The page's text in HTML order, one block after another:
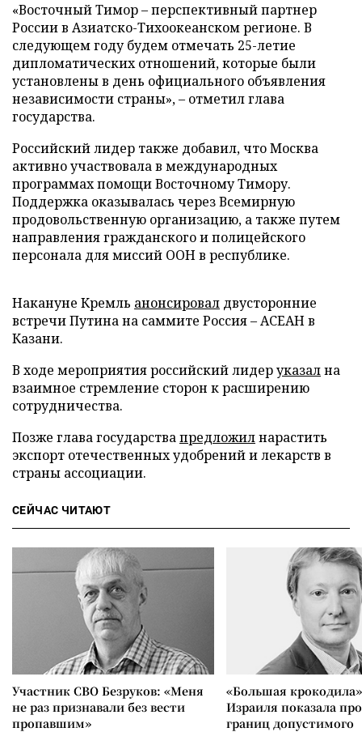
«Восточный Тимор – перспективный партнер
России в Азиатско-Тихоокеанском регионе. В
следующем году будем отмечать 25-летие
дипломатических отношений, которые были
установлены в день официального объявления
независимости страны», – отметил глава
государства.
Российский лидер также добавил, что Москва
активно участвовала в международных
программах помощи Восточному Тимору.
Поддержка оказывалась через Всемирную
продовольственную организацию, а также путем
направления гражданского и полицейского
персонала для миссий ООН в республике.
Накануне Кремль анонсировал двусторонние
встречи Путина на саммите Россия – АСЕАН в
Казани.
В ходе мероприятия российский лидеруказална
взаимное стремление сторон к расширению
сотрудничества.
Позже глава государствапредложилнарастить
экспорт отечественных удобрений и лекарств в
страны ассоциации.
СЕЙЧАС ЧИТАЮТ
Участник СВО Безруков: «Меня
не раз признавали без вести
пропавшим»
«Большая
Израиля показала
границ допустимого